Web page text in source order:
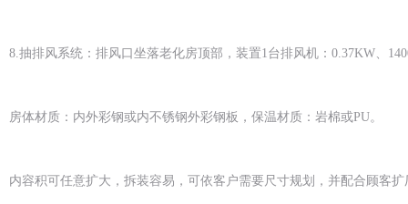
8. 抽排风系统：排风口坐落老化房顶部，装置1台排风机：0.37KW、
房体材质：内外彩钢或内不锈钢外彩钢板，保温材质：岩棉或PU。
内容积可任意扩大，拆装容易，可依客户需要尺寸规划，并配合顾客